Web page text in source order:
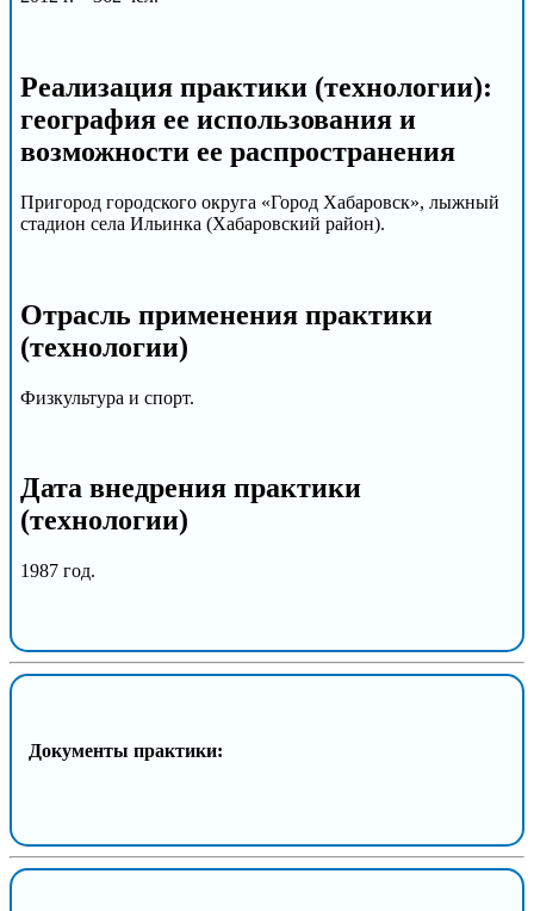
Реализация практики (технологии):
география ее использования и
возможности ее распространения
Пригород городского округа «Город Хабаровск», лыжный
стадион села Ильинка (Хабаровский район).
Отрасль применения практики
(технологии)
Физкультура и спорт.
Дата внедрения практики
(технологии)
1987 год.
Документы практики: